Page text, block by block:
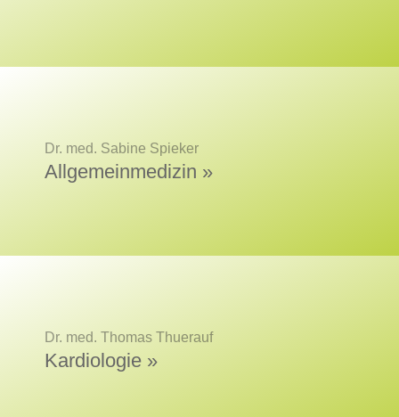
Dr. med. Sabine Spieker
Allgemeinmedizin »
Dr. med. Thomas Thuerauf
Kardiologie »